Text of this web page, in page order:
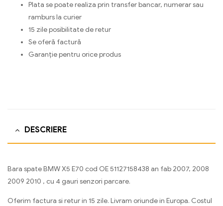
Plata se poate realiza prin transfer bancar, numerar sau
ramburs la curier
15 zile posibilitate de retur
Se oferă factură
Garanție pentru orice produs
DESCRIERE
Bara spate BMW X5 E70 cod OE 51127158438 an fab 2007, 2008
2009 2010 , cu 4 gauri senzori parcare.
Oferim factura si retur in 15 zile. Livram oriunde in Europa. Costul